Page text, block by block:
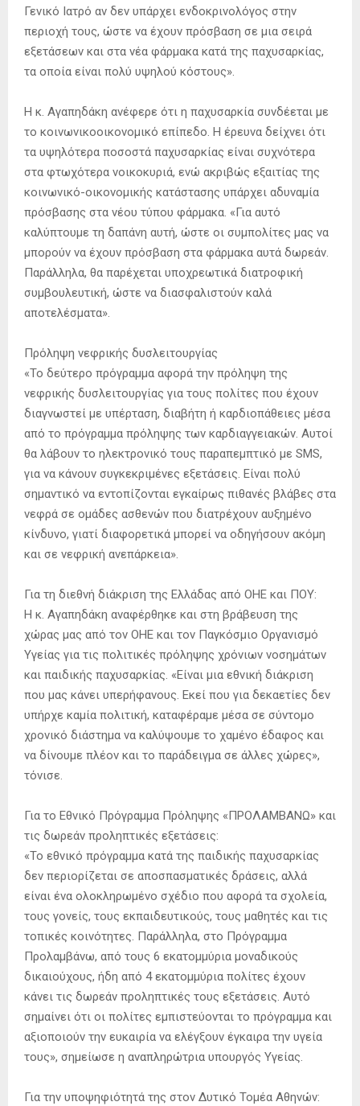
Γενικό Ιατρό αν δεν υπάρχει ενδοκρινολόγος στην
περιοχή τους, ώστε να έχουν πρόσβαση σε μια σειρά
εξετάσεων και στα νέα φάρμακα κατά της παχυσαρκίας,
τα οποία είναι πολύ υψηλού κόστους».
Η κ. Αγαπηδάκη ανέφερε ότι η παχυσαρκία συνδέεται με
το κοινωνικοοικονομικό επίπεδο. Η έρευνα δείχνει ότι
τα υψηλότερα ποσοστά παχυσαρκίας είναι συχνότερα
στα φτωχότερα νοικοκυριά, ενώ ακριβώς εξαιτίας της
κοινωνικό-οικονομικής κατάστασης υπάρχει αδυναμία
πρόσβασης στα νέου τύπου φάρμακα. «Για αυτό
καλύπτουμε τη δαπάνη αυτή, ώστε οι συμπολίτες μας να
μπορούν να έχουν πρόσβαση στα φάρμακα αυτά δωρεάν.
Παράλληλα, θα παρέχεται υποχρεωτικά διατροφική
συμβουλευτική, ώστε να διασφαλιστούν καλά
αποτελέσματα».
Πρόληψη νεφρικής δυσλειτουργίας
«Το δεύτερο πρόγραμμα αφορά την πρόληψη της
νεφρικής δυσλειτουργίας για τους πολίτες που έχουν
διαγνωστεί με υπέρταση, διαβήτη ή καρδιοπάθειες μέσα
από το πρόγραμμα πρόληψης των καρδιαγγειακών. Αυτοί
θα λάβουν το ηλεκτρονικό τους παραπεμπτικό με SMS,
για να κάνουν συγκεκριμένες εξετάσεις. Είναι πολύ
σημαντικό να εντοπίζονται εγκαίρως πιθανές βλάβες στα
νεφρά σε ομάδες ασθενών που διατρέχουν αυξημένο
κίνδυνο, γιατί διαφορετικά μπορεί να οδηγήσουν ακόμη
και σε νεφρική ανεπάρκεια».
Για τη διεθνή διάκριση της Ελλάδας από ΟΗΕ και ΠΟΥ:
Η κ. Αγαπηδάκη αναφέρθηκε και στη βράβευση της
χώρας μας από τον ΟΗΕ και τον Παγκόσμιο Οργανισμό
Υγείας για τις πολιτικές πρόληψης χρόνιων νοσημάτων
και παιδικής παχυσαρκίας. «Είναι μια εθνική διάκριση
που μας κάνει υπερήφανους. Εκεί που για δεκαετίες δεν
υπήρχε καμία πολιτική, καταφέραμε μέσα σε σύντομο
χρονικό διάστημα να καλύψουμε το χαμένο έδαφος και
να δίνουμε πλέον και το παράδειγμα σε άλλες χώρες»,
τόνισε.
Για το Εθνικό Πρόγραμμα Πρόληψης «ΠΡΟΛΑΜΒΑΝΩ» και
τις δωρεάν προληπτικές εξετάσεις:
«Το εθνικό πρόγραμμα κατά της παιδικής παχυσαρκίας
δεν περιορίζεται σε αποσπασματικές δράσεις, αλλά
είναι ένα ολοκληρωμένο σχέδιο που αφορά τα σχολεία,
τους γονείς, τους εκπαιδευτικούς, τους μαθητές και τις
τοπικές κοινότητες. Παράλληλα, στο Πρόγραμμα
Προλαμβάνω, από τους 6 εκατομμύρια μοναδικούς
δικαιούχους, ήδη από 4 εκατομμύρια πολίτες έχουν
κάνει τις δωρεάν προληπτικές τους εξετάσεις. Αυτό
σημαίνει ότι οι πολίτες εμπιστεύονται το πρόγραμμα και
αξιοποιούν την ευκαιρία να ελέγξουν έγκαιρα την υγεία
τους», σημείωσε η αναπληρώτρια υπουργός Υγείας.
Για την υποψηφιότητά της στον Δυτικό Τομέα Αθηνών: